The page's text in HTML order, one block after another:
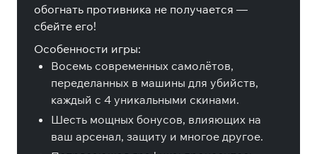
обогнать противника не получается —
сбейте его!
Особенности игры:
Восемь современных самолётов,
переделанных в машины для убийств,
каждый с 4 уникальными скинами.
Шесть мощных бонусов, влияющих на
ваш арсенал, защиту и многое другое.